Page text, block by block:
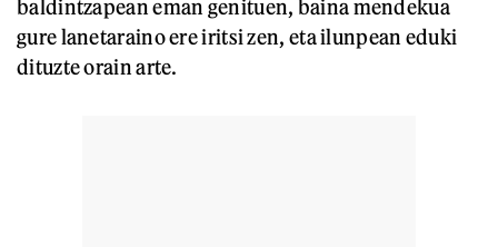
baldintzapean eman genituen, baina mendekua
gure lanetaraino ere iritsi zen, eta ilunpean eduki
dituzte orain arte.